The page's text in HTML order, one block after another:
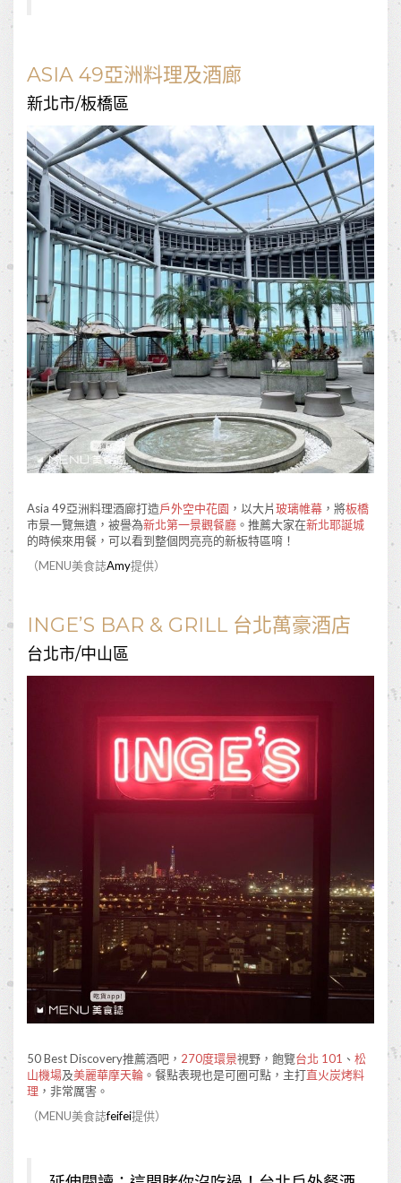
ASIA 49亞洲料理及酒廊
新北市/板橋區
Asia 49亞洲料理酒廊打造戶外空中花園 ，以大片玻璃帷幕 ，將板橋
市景一覽無遺，被譽為新北第一景觀餐廳 。推薦大家在新北耶誕城
的時候來用餐，可以看到整個閃亮亮的新板特區唷！
（MENU美食誌Amy提供）
INGE’S BAR & GRILL 台北萬豪酒店
台北市/中山區
50 Best Discovery推薦酒吧， 270度環景視野，飽覽台北 101 、 松
山機場及美麗華摩天輪 。餐點表現也是可圈可點，主打直火炭烤料
理 ，非常厲害。
（MENU美食誌feifei提供）